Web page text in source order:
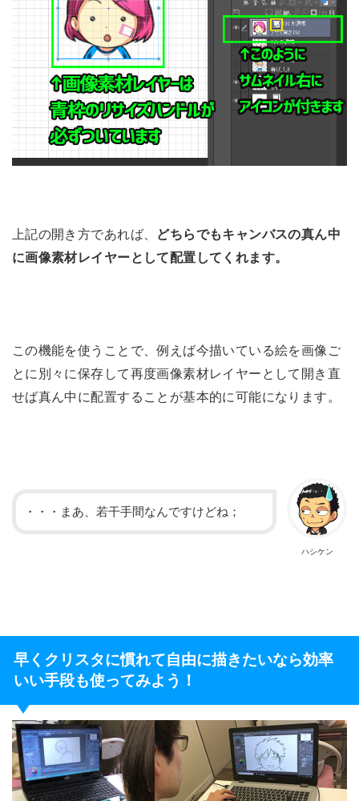
上記の開き方であれば、 どちらでもキャンバスの真ん中
に画像素材レイヤーとして配置してくれます。
この機能を使うことで、例えば今描いている絵を画像ご
とに別々に保存して再度画像素材レイヤーとして開き直
せば真ん中に配置することが基本的に可能になります。
ハシケン
・・・まあ、若干手間なんですけどね；
早くクリスタに慣れて自由に描きたいなら効率
いい手段も使ってみよう！